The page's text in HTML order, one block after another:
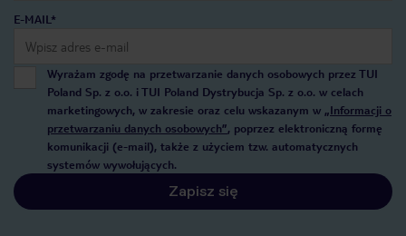
E-MAIL*
Wyrażam zgodę na przetwarzanie danych osobowych przez TUI
Poland Sp. z o.o. i TUI Poland Dystrybucja Sp. z o.o. w celach
marketingowych, w zakresie oraz celu wskazanym w „Informacji o
przetwarzaniu danych osobowych”, poprzez elektroniczną formę
komunikacji (e-mail), także z użyciem tzw. automatycznych
systemów wywołujących.
Zapisz się